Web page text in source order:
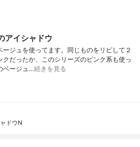
アイシャドウ
ージュを使ってます。同じものをリピして２
だったか、このシリーズのピンク系も使っ
ベージュ…続きを見る
ドウN